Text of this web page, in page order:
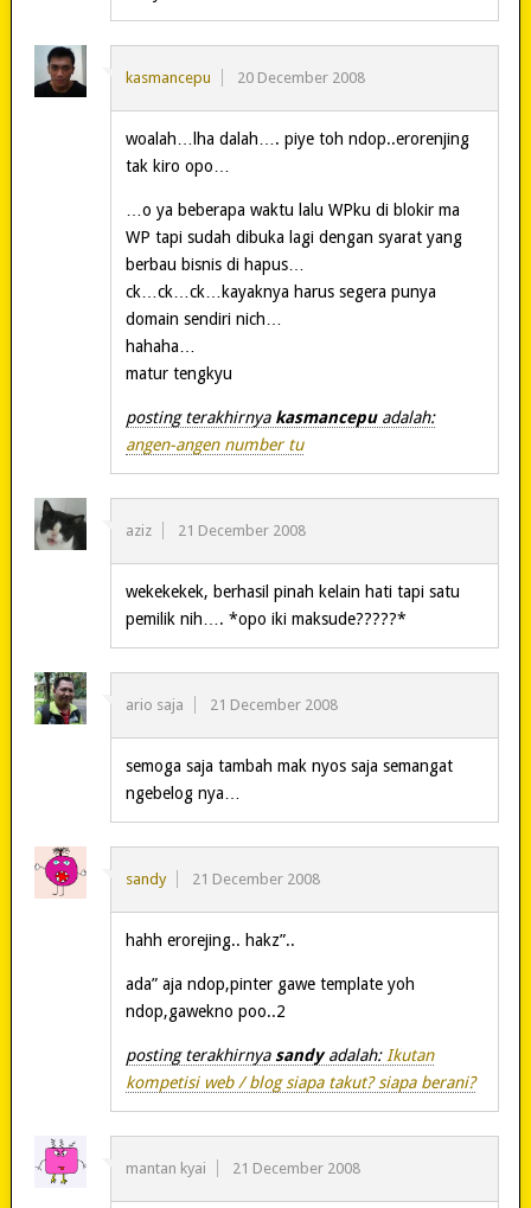
kasmancepu 20 December 2008
woalah…lha dalah…. piye toh ndop..erorenjing
tak kiro opo…
…o ya beberapa waktu lalu WPku di blokir ma
WP tapi sudah dibuka lagi dengan syarat yang
berbau bisnis di hapus…
ck…ck…ck…kayaknya harus segera punya
domain sendiri nich…
hahaha…
matur tengkyu
posting terakhirnya kasmancepu adalah:
angen-angen number tu
aziz 21 December 2008
wekekekek, berhasil pinah kelain hati tapi satu
pemilik nih…. *opo iki maksude?????*
ario saja 21 December 2008
semoga saja tambah mak nyos saja semangat
ngebelog nya…
sandy 21 December 2008
hahh erorejing.. hakz”..
ada” aja ndop,pinter gawe template yoh
ndop,gawekno poo..2
posting terakhirnya sandyadalah: Ikutan
kompetisi web / blog siapa takut? siapa berani?
mantan kyai 21 December 2008